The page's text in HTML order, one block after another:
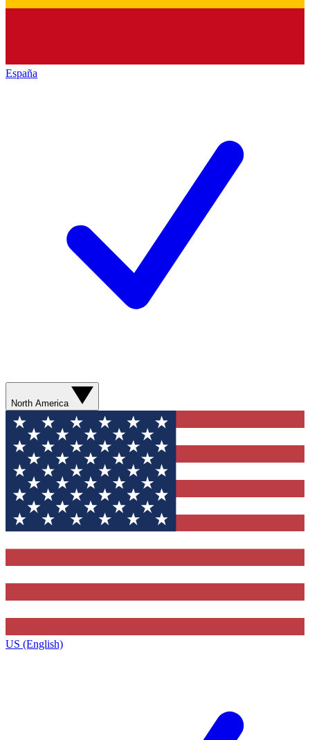
España
North America
US (English)